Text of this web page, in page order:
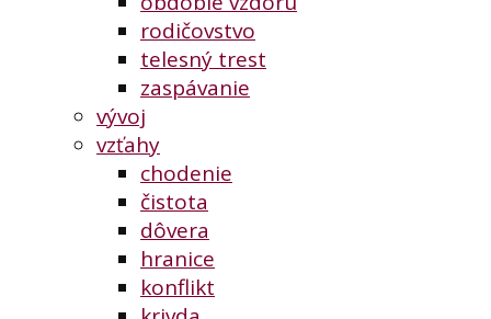
rodičovstvo
telesný trest
zaspávanie
vývoj
vzťahy
chodenie
čistota
dôvera
hranice
konflikt